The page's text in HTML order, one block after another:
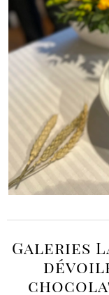
Galeries